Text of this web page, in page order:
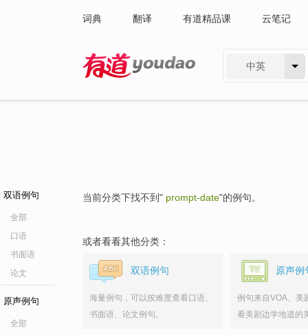
词典 翻译 有道精品课 云笔记
中英
双语例句
全部
口语
书面语
论文
原声例句
全部
当前分类下找不到" prompt-date"的例句。
或者看看其他分类：
双语例句
海量例句，可以按难度查看口语、
书面语、论文例句。
原声例
例句来自VOA、美
看美剧边学地道的